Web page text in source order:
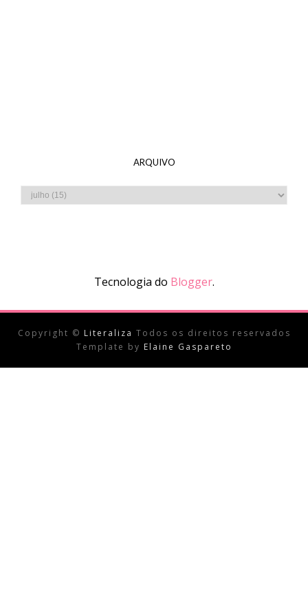
ARQUIVO
Tecnologia do Blogger.
Copyright © Literaliza Todos os direitos reservados
Template by Elaine Gaspareto